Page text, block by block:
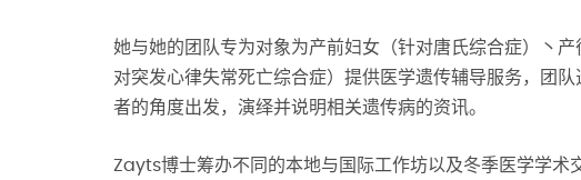
她与她的团队专为对象为产前妇女（针对唐氏综合症）丶
对突发心律失常死亡综合症）提供医学遗传辅导服务，团
者的角度出发，演绎并说明相关遗传病的资讯。
Zayts博士筹办不同的本地与国际工作坊以及冬季医学学术